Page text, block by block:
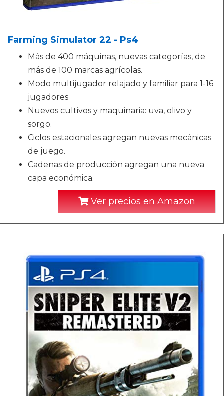
Farming Simulator 22 - Ps4
Más de 400 máquinas, nuevas categorías, de
más de 100 marcas agrícolas.
Modo multijugador relajado y familiar para 1-16
jugadores
Nuevos cultivos y maquinaria: uva, olivo y
sorgo.
Ciclos estacionales agregan nuevas mecánicas
de juego.
Cadenas de producción agregan una nueva
capa económica.
Ver precios en Amazon